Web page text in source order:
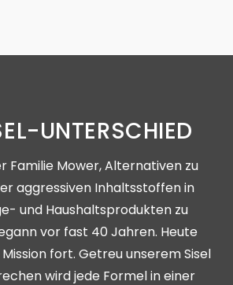
UNTERSCHIED
Familie Mower, Alternativen zu
aggressiven Inhaltsstoffen in
und Haushaltsprodukten zu
vor fast 40 Jahren. Heute
fort. Getreu unserem Sisel
wird jede Formel in einer